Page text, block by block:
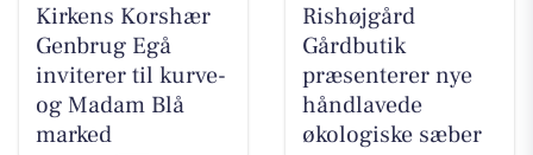
Kirkens Korshær
Genbrug Egå
inviterer til kurve-
og Madam Blå
marked
Rishøjgård
Gårdbutik
præsenterer nye
håndlavede
økologiske sæber